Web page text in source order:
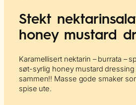
Stekt
honey mustard
Karamellisert nektarin – burrata –
søt-syrlig honey mustard
sammen!! Masse gode smaker
spise ute.